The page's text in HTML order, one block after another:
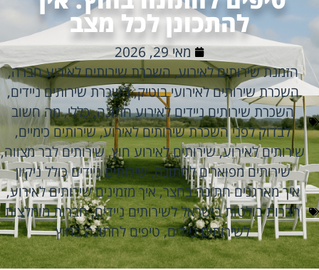
להתכונן לכל מצב
מאי 29, 2026
הזמנת שירותים לאירוע,השכרת שירותים לאירוע חברה,
השכרת שירותים לאירועי בוטיק,השכרת שירותים ניידים,
השכרת שירותים ניידים לאירוע חתונה,כללי,מה חשוב
לבדוק לפני השכרת שירותים לאירוע,שירותים כימיים,
שירותים לאירוע,שירותים לאירוע חוץ,שירותים לבר מצווה,
שירותים מפוארים לחתונה,שירותים ניידים כולל ניקיון
איך מארגנים חתונה בחצר,איך מזמינים שירותים לאירוע,
חברות בולטות בישראל לשירותים ניידים,חברות מומלצות
לשירותים ניידים,טיפים לחתונה בחוץ